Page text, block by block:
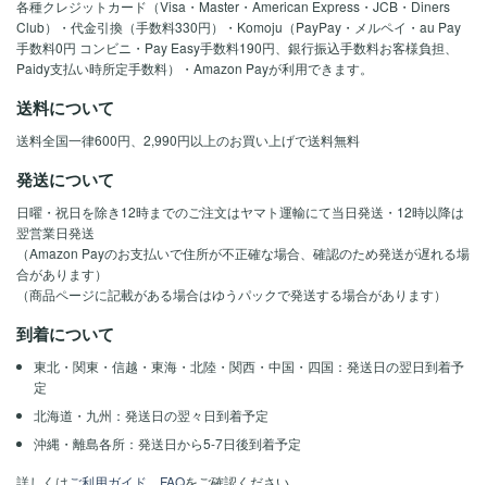
各種クレジットカード（Visa・Master・American Express・JCB・Diners
Club）・代金引換（手数料330円）・Komoju（PayPay・メルペイ・au Pay
手数料0円 コンビニ・Pay Easy手数料190円、銀行振込手数料お客様負担、
Paidy支払い時所定手数料）・Amazon Payが利用できます。
送料について
送料全国一律600円、2,990円以上のお買い上げで送料無料
発送について
日曜・祝日を除き12時までのご注文はヤマト運輸にて当日発送・12時以降は
翌営業日発送
（Amazon Payのお支払いで住所が不正確な場合、確認のため発送が遅れる場
合があります）
（商品ページに記載がある場合はゆうパックで発送する場合があります）
到着について
東北・関東・信越・東海・北陸・関西・中国・四国：発送日の翌日到着予
定
北海道・九州：発送日の翌々日到着予定
沖縄・離島各所：発送日から5-7日後到着予定
詳しくはご利用ガイド FAQをご確認ください。